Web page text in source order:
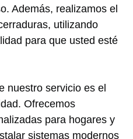
Además, realizamos el
utilizando
para que usted esté
nuestro servicio es el
Ofrecemos
para hogares y
sistemas modernos